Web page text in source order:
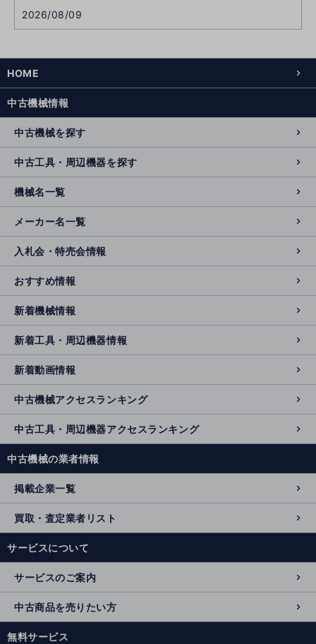
2026/08/09
HOME
中古機械情報
中古機械を探す
中古工具・周辺機器を探す
機械名一覧
メーカー名一覧
入札会・特売会情報
おすすめ情報
新着機械情報
新着工具・周辺機器情報
新着動画情報
中古機械アクセスランキング
中古工具・周辺機器アクセスランキング
中古機械の業者情報
掲載企業一覧
買取・査定業者リスト
サービスについて
サービスのご案内
中古商品を売りたい方
無料サービス